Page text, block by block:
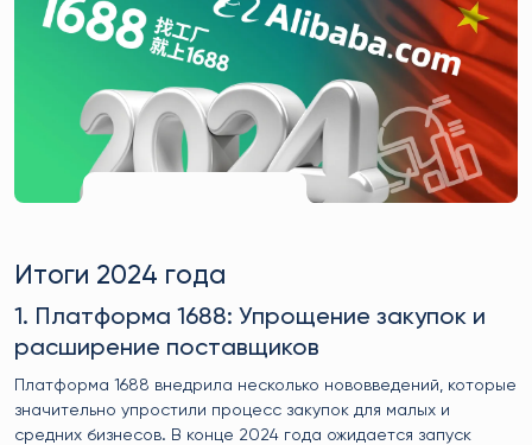
Итоги 2024 года
1. Платформа 1688: Упрощение закупок и
расширение поставщиков
Платформа 1688 внедрила несколько нововведений, которые
значительно упростили процесс закупок для малых и
средних бизнесов. В конце 2024 года ожидается запуск